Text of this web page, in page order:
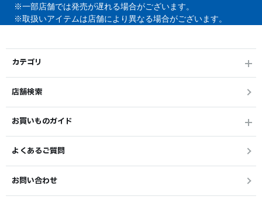
※一部店舗では発売が遅れる場合がございます。
※取扱いアイテムは店舗により異なる場合がございます。
カテゴリ
店舗検索
お買いものガイド
よくあるご質問
お問い合わせ